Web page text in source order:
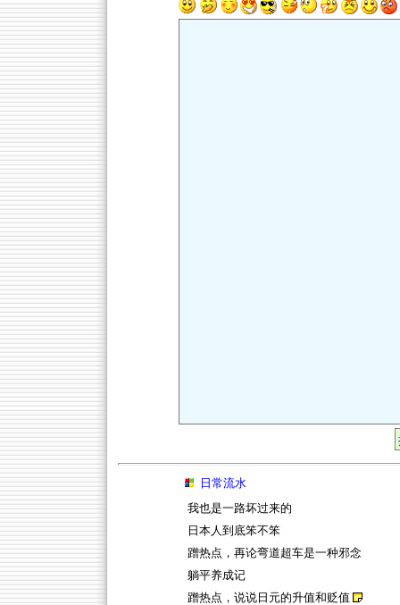
日常流水
我也是一路坏过来的
日本人到底笨不笨
蹭热点，再论弯道超车是一种邪念
躺平养成记
蹭热点，说说日元的升值和贬值